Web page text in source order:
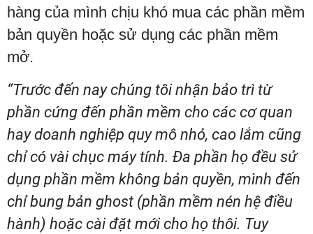
hàng của mình chịu khó mua các phần mềm
bản quyền hoặc sử dụng các phần mềm
mở.
“Trước đến nay chúng tôi nhận bảo trì từ
phần cứng đến phần mềm cho các cơ quan
hay doanh nghiệp quy mô nhỏ, cao lắm cũng
chỉ có vài chục máy tính. Đa phần họ đều sử
dụng phần mềm không bản quyền, mình đến
chỉ bung bản ghost (phần mềm nén hệ điều
hành) hoặc cài đặt mới cho họ thôi. Tuy